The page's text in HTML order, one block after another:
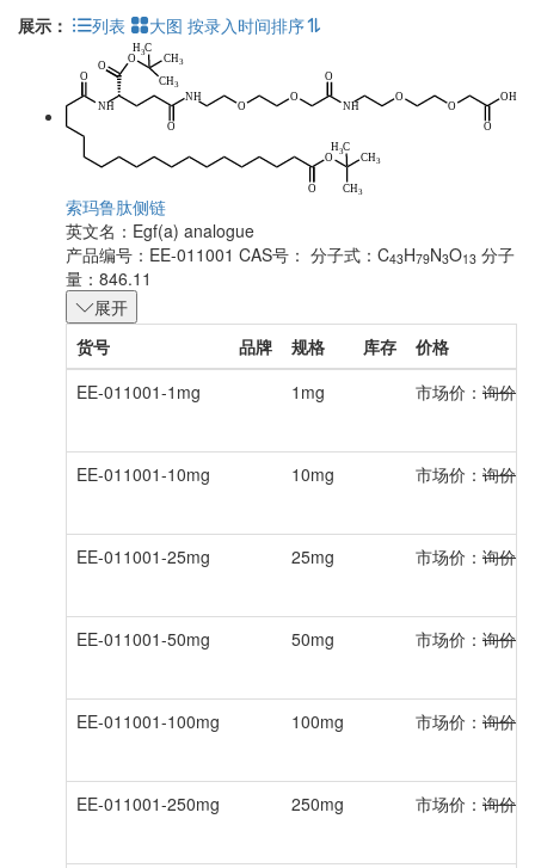
展示：
列表 大图 按录入时间排序
索玛鲁肽侧链
英文名： Egf(a) analogue
产品编号：EE-011001 CAS号： 分子式：C43H79N3O13 分子
量：846.11
展开
货号
品牌 规格 库存
价格
EE-011001-1mg
1mg 市场价： 询价
EE-011001-10mg 10mg 市场价： 询价
EE-011001-25mg 25mg 市场价： 询价
EE-011001-50mg 50mg 市场价： 询价
EE-011001-100mg 100mg 市场价： 询价
EE-011001-250mg 250mg 市场价： 询价